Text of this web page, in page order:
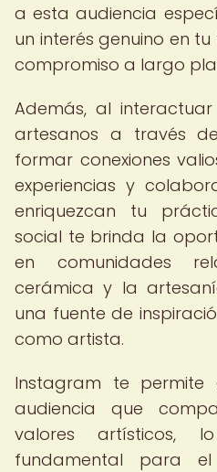
a esta audiencia
un interés genuino en
compromiso a largo
Además, al
artesanos a través
formar conexiones
experiencias y
enriquezcan tu
social te brinda la
en comunidades
cerámica y la
una fuente de
como artista.
Instagram te permite
audiencia que
valores artísticos,
fundamental para